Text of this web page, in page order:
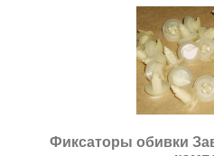
Фиксаторы обивки